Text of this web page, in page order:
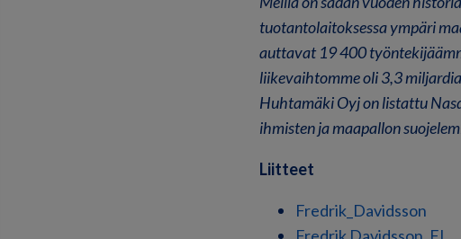
tuotantolaitoksessa ympäri
auttavat 19 400
liikevaihtomme oli 3,3
Huhtamäki Oyj on listattu
ihmisten ja maapallon
Liitteet
Fredrik_Davidsson